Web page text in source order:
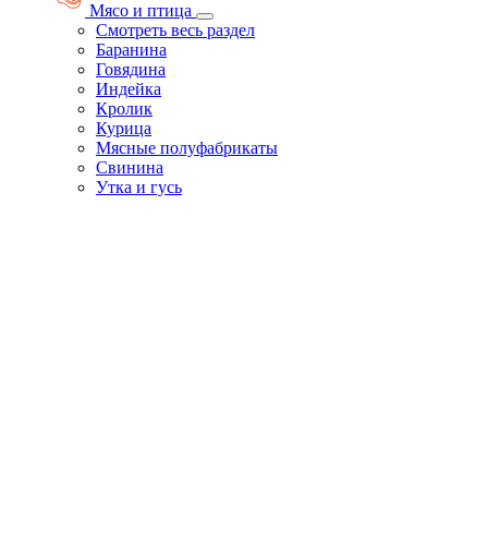
Мясо и птица
Смотреть весь раздел
Баранина
Говядина
Индейка
Кролик
Курица
Мясные полуфабрикаты
Свинина
Утка и гусь